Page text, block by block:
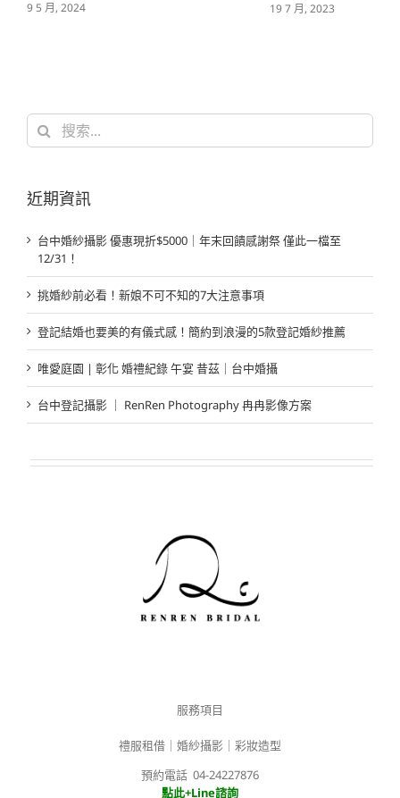
搜
近期資訊
台中婚紗攝影 優惠現折$5000｜年末回饋感謝祭 僅此一檔至
12/31！
挑婚紗前必看！新娘不可不知的7大注意事項
登記結婚也要美的有儀式感！簡約到浪漫的5款登記婚紗推薦
唯愛庭園 | 彰化 婚禮紀錄 午宴 昔茲｜台中婚攝
台中登記攝影 ｜ RenRen Photography 冉冉影像方案
服務項目
禮服租借｜婚紗攝影｜彩妝造型
預約電話 04-24227876
點此+Line諮詢